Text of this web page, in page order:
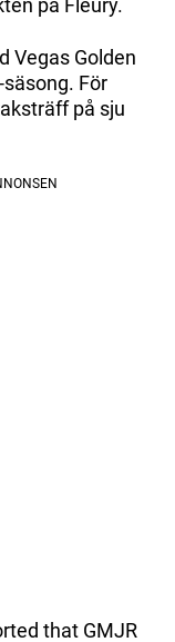
på Fleury.
Vegas Golden
För
på sju
that GMJR